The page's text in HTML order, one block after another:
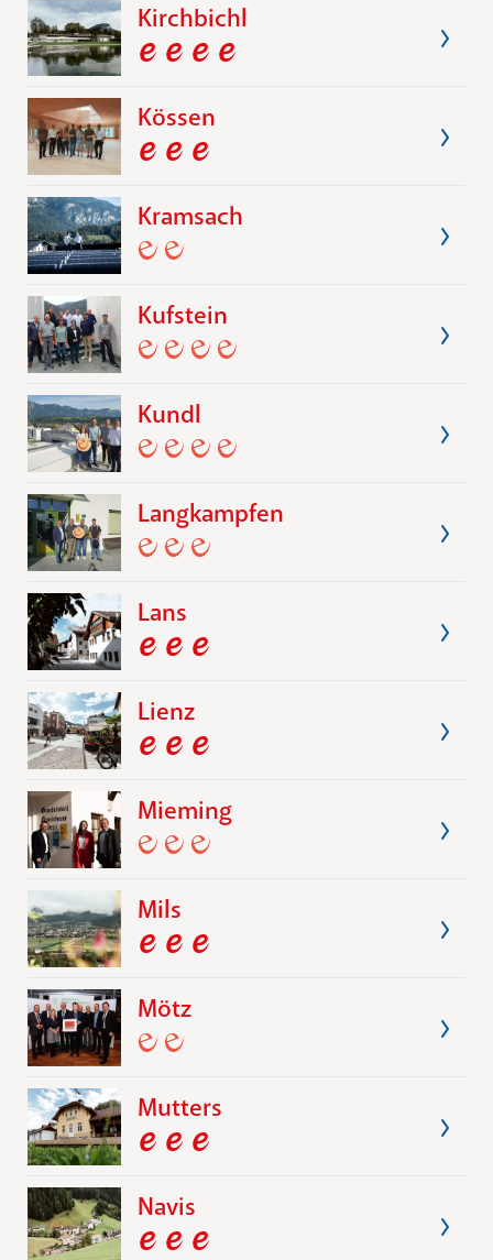
Kirchbichl
Kössen
Kramsach
Kufstein
Kundl
Langkampfen
Lans
Lienz
Mieming
Mils
Mötz
Mutters
Navis